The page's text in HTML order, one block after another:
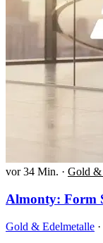
vor 34 Min. · Gold &
Almonty: Form
Gold & Edelmetalle ·